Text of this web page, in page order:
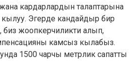
кардарлардын талаптарына
Эгерде кандайдыр бир
биз жоопкерчиликти алып,
камсыз кылабыз.
1500 чарчы метрлик сапатты